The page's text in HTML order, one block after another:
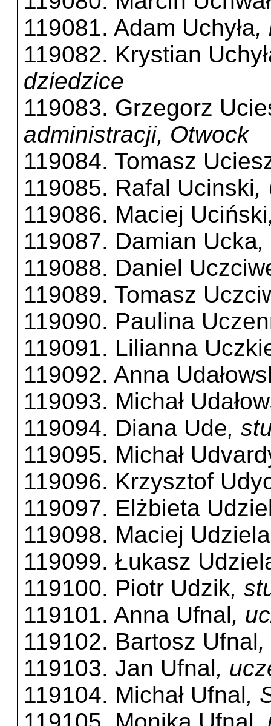
119081. Adam Uchyła,
119082. Krystian
dziedzice
119083. Grzegorz
administracji, Otwock
119084. Tomasz
119085. Rafal Ucinski,
119086. Maciej Uciński
119087. Damian Ucka,
119088. Daniel
119089. Tomasz
119090. Paulina
119091. Lilianna
119092. Anna
119093. Michał
119094. Diana Ude,
119095. Michał
119096. Krzysztof
119097. Elżbieta
119098. Maciej Udziela
119099. Łukasz
119100. Piotr Udzik,
119101. Anna Ufnal,
119102. Bartosz Ufnal,
119103. Jan Ufnal,
119104. Michał Ufnal,